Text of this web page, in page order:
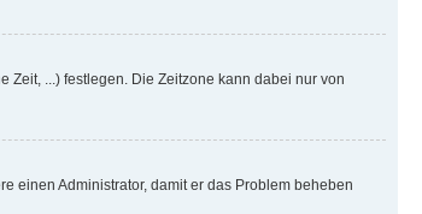
Zeit, ...) festlegen. Die Zeitzone kann dabei nur von
einen Administrator, damit er das Problem beheben